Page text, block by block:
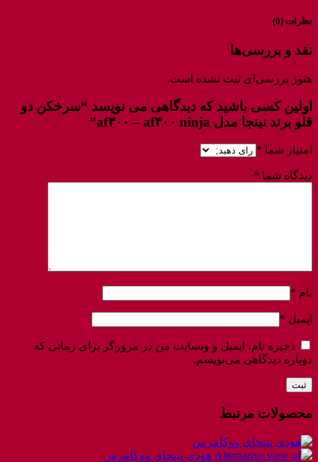
نظرات (0)
نقد و بررسی‌ها
هنوز بررسی‌ای ثبت نشده است.
اولین کسی باشید که دیدگاهی می نویسد “سرخکن دو
قلو برند نینجا مدل af۳۰۰ – af۳۰۰ ninja”
امتیاز شما *
دیدگاه شما *
نام *
ایمیل *
ذخیره نام، ایمیل و وبسایت من در مرورگر برای زمانی که
دوباره دیدگاهی می‌نویسم.
محصولات مرتبط